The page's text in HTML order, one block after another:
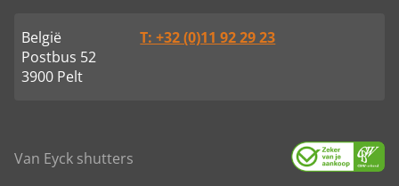
België
Postbus 52
3900 Pelt
T: +32 (0)11 92 29 23
Van Eyck shutters